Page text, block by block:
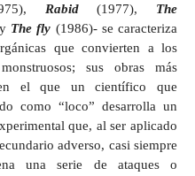
Rabid(1977), The
The fly (1986)- se caracteriza
que convierten a los
sus obras más
el que un científico que
como “loco” desarrolla un
que, al ser aplicado
adverso, casi siempre
una serie de ataques o